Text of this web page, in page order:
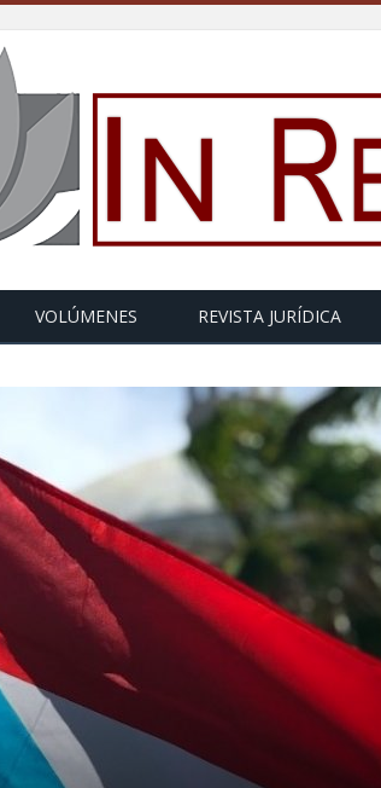
VOLÚMENES REVISTA JURÍDICA